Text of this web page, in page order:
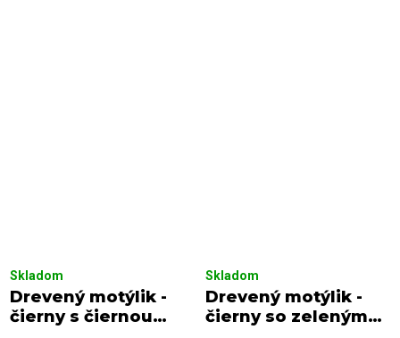
Drevený motýlik -
čierny s čiernou
Skladom
Drevený motýlik -
čierny so zeleným
Skladom